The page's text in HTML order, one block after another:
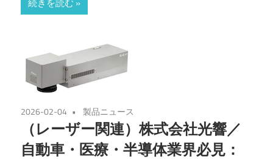
2026-02-04 製品ニュース
（レーザー関連）株式会社光響／
自動車・医療・半導体業界必見：